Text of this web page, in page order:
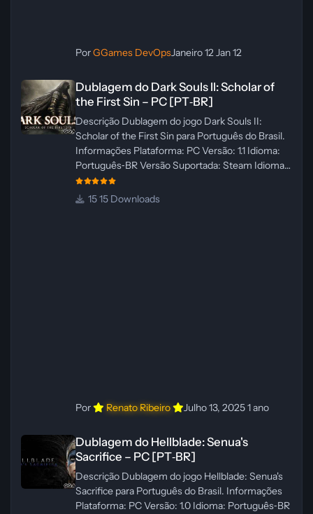
PorGGames DevOpsJaneiro 12Jan 12
Dublagem do Dark Souls II: Scholar of
the First Sin – PC [PT‑BR]
Descrição Dublagem do jogo Dark Souls II:
Scholar of the First Sin para Português do Brasil.
Informações Plataforma: PC Versão: 1.1 Idioma:
Português‑BR Versão Suportada: Steam Idioma
Suportado: Inglês Lançamento: 23/04/2025
Atualização: 24/04/2025 Tamanho: 469 MB
15 Downloads
Por Renato Ribeiro Julho 13, 20251 ano
Dublagem do Hellblade: Senua's
Sacrifice – PC [PT‑BR]
Descrição Dublagem do jogo Hellblade: Senua's
Sacrifice para Português do Brasil. Informações
Plataforma: PC Versão: 1.0 Idioma: Português‑BR